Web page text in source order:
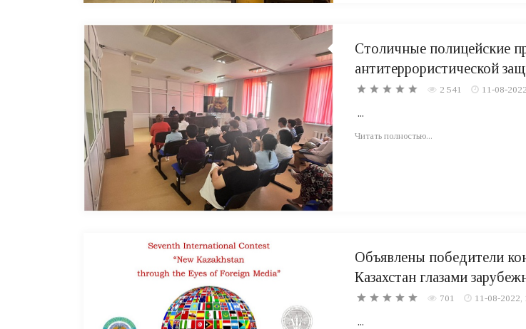
Столичные полицейские
антитеррористической
2 541 11-08-
...
Читать полностью...
Объявлены победители
Казахстан глазами
701 11-08-2022,
...